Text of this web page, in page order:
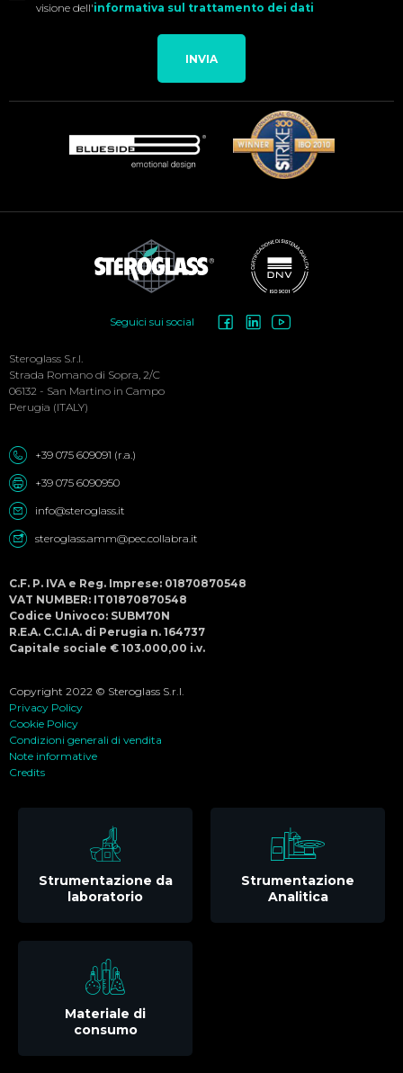
visione dell'informativa sul trattamento dei dati
INVIA
Menu
Seguici sui social
Steroglass S.r.l.
Strada Romano di Sopra, 2/C
06132 - San Martino in Campo
Perugia (ITALY)
+39 075 609091 (r.a.)
+39 075 6090950
info@steroglass.it
steroglass.amm@pec.collabra.it
C.F. P. IVA e Reg. Imprese: 01870870548
VAT NUMBER: IT01870870548
Codice Univoco: SUBM70N
R.E.A. C.C.I.A. di Perugia n. 164737
Capitale sociale € 103.000,00 i.v.
Copyright 2022 © Steroglass S.r.l.
Privacy Policy
Cookie Policy
Condizioni generali di vendita
Note informative
Credits
Strumentazione da
laboratorio
Strumentazione
Analitica
Materiale di
consumo